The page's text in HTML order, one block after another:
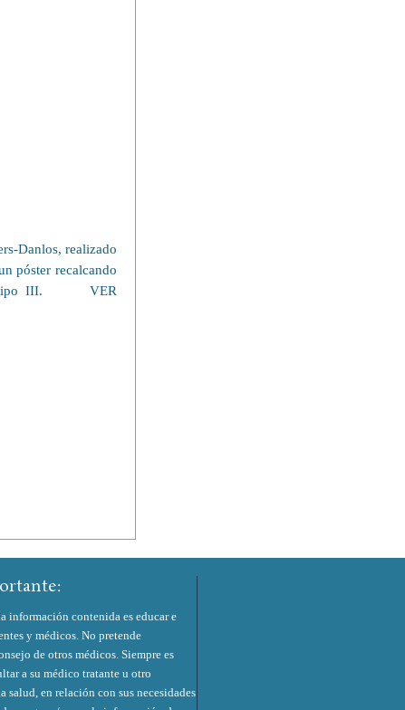
Danlos, realizado
póster recalcando
III.
VER
información contenida es educar e
y médicos. No pretende
de otros médicos. Siempre es
a su médico tratante u otro
salud, en relación con sus necesidades